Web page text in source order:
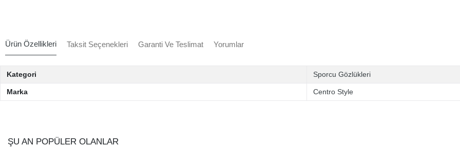
Ürün Özellikleri Taksit Seçenekleri Garanti Ve Teslimat Yorumlar
Kategori Sporcu Gözlükleri
Marka Centro Style
ŞU AN POPÜLER OLANLAR